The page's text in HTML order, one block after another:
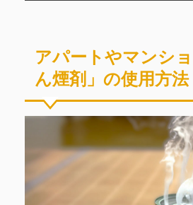
アパートやマンシ
ん煙剤」の使用方法